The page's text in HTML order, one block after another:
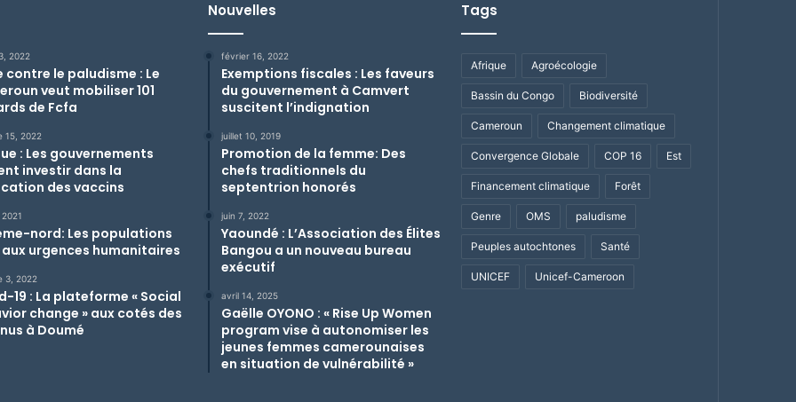
2022
contre le paludisme : Le
veut mobiliser 101
de Fcfa
15, 2022
: Les gouvernements
investir dans la
des vaccins
nord: Les populations
urgences humanitaires
3, 2022
19 : La plateforme « Social
change » aux cotés des
à Doumé
Nouvelles
février 16, 2022
Exemptions fiscales : Les faveurs
du gouvernement à Camvert
suscitent l’indignation
juillet 10, 2019
Promotion de la femme: Des
chefs traditionnels du
septentrion honorés
juin 7, 2022
Yaoundé : L’Association des Élites
Bangou a un nouveau bureau
exécutif
avril 14, 2025
Gaëlle OYONO : « Rise Up Women
program vise à autonomiser les
jeunes femmes camerounaises
en situation de vulnérabilité »
Tags
Afrique Agroécologie
Bassin du Congo Biodiversité
Cameroun Changement climatique
Convergence Globale COP 16 Est
Financement climatique Forêt
Genre OMS paludisme
Peuples autochtones Santé
UNICEF Unicef-Cameroon